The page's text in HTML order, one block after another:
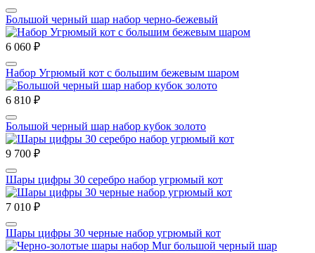
Большой черный шар набор черно-бежевый
6 060 ₽
Набор Угрюмый кот с большим бежевым шаром
6 810 ₽
Большой черный шар набор кубок золото
9 700 ₽
Шары цифры 30 серебро набор угрюмый кот
7 010 ₽
Шары цифры 30 черные набор угрюмый кот